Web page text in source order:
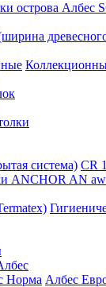
острова Албес
система) CR
ANCHOR AN aw
Норма Албес